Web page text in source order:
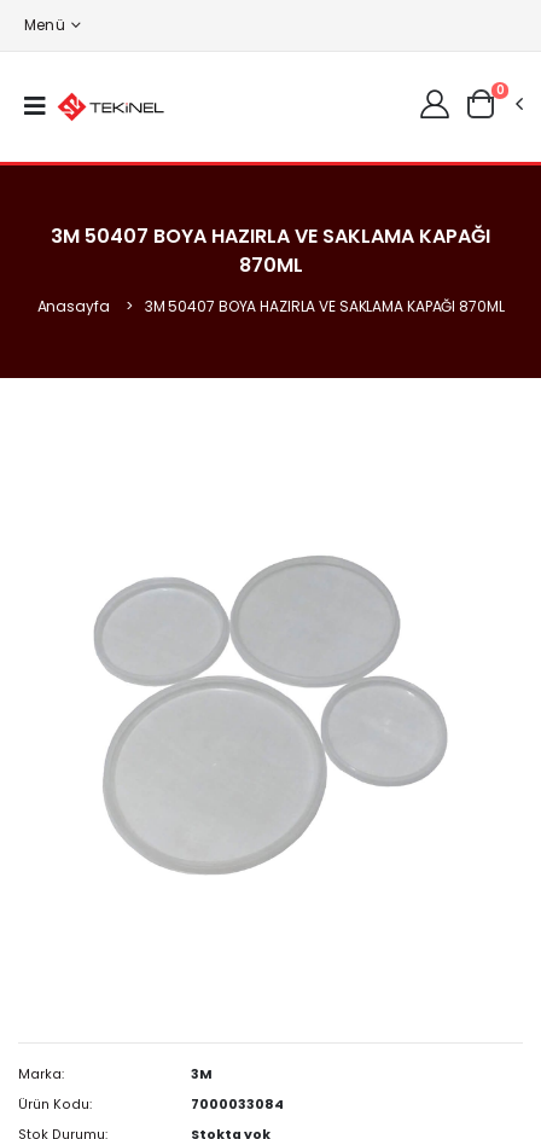
Menü
0
3M 50407 BOYA HAZIRLA VE SAKLAMA KAPAĞI
870ML
Anasayfa 3M 50407 BOYA HAZIRLA VE SAKLAMA KAPAĞI 870ML
Marka:
3M
Ürün Kodu:
7000033084
Stok Durumu:
Stokta yok